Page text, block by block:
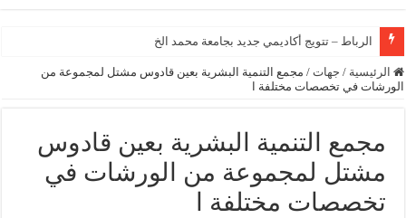
الرباط – تتويج أكاديمي جديد بجامعة محمد الخامس
الرئيسية / جهات / مجمع التنمية البشرية بعين قادوس مشتل لمجموعة من
الورشات في تخصصات مختلفة ا
مجمع التنمية البشرية بعين قادوس
مشتل لمجموعة من الورشات في
تخصصات مختلفة ا